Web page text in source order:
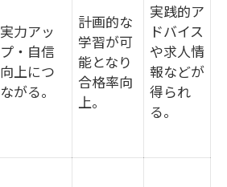
実力アッ
プ・自信
向上につ
ながる。
計画的な
学習が可
能となり
合格率向
上。
実践的ア
ドバイス
や求人情
報などが
得られ
る。